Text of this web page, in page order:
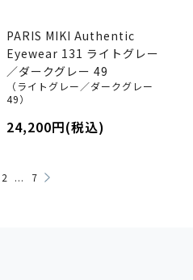
PARIS MIKI Authentic
Eyewear 131 ライトグレー
／ダークグレー 49
（ライトグレー／ダークグレー
49）
24,200円(税込)
2 ... 7